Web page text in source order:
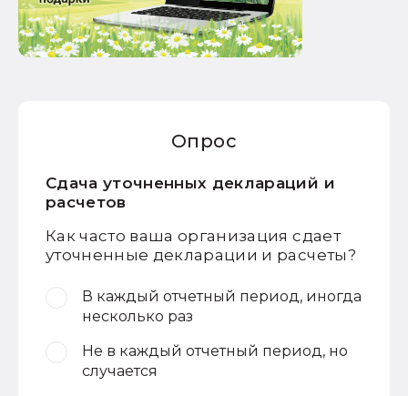
Опрос
Сдача уточненных деклараций и
расчетов
Как часто ваша организация сдает
уточненные декларации и расчеты?
В каждый отчетный период, иногда
несколько раз
Не в каждый отчетный период, но
случается